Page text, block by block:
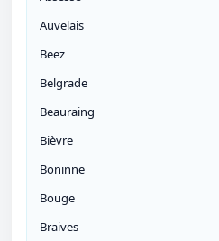
Auvelais
Beez
Belgrade
Beauraing
Bièvre
Boninne
Bouge
Braives